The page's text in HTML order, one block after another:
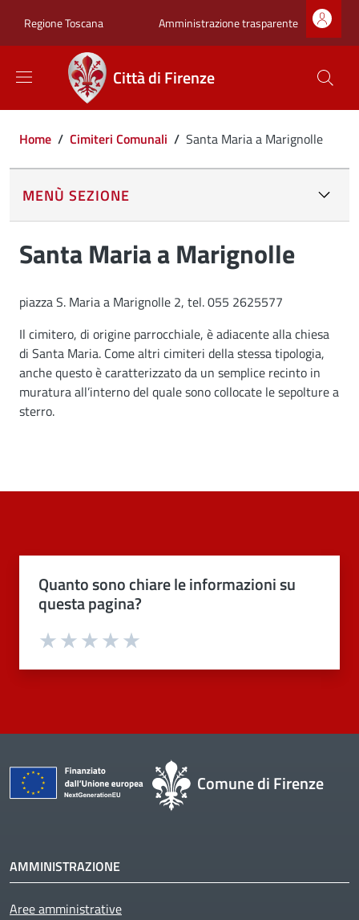
Regione Toscana Zona superiore
Amministrazione trasparente
Città di Firenze
Briciole di pane
Home / Cimiteri Comunali / Santa Maria a Marignolle
MENÙ SEZIONE
Santa Maria a Marignolle
piazza S. Maria a Marignolle 2, tel. 055 2625577
Il cimitero, di origine parrocchiale, è adiacente alla chiesa
di Santa Maria. Come altri cimiteri della stessa tipologia,
anche questo è caratterizzato da un semplice recinto in
muratura all’interno del quale sono collocate le sepolture a
sterro.
Quanto sono chiare le informazioni su
questa pagina?
Valuta 4 stelle su 5
Valuta 3 stelle su 5
Valuta 2 stelle su 5
Valuta 1 stelle su 5
Comune di Firenze
AMMINISTRAZIONE
Aree amministrative